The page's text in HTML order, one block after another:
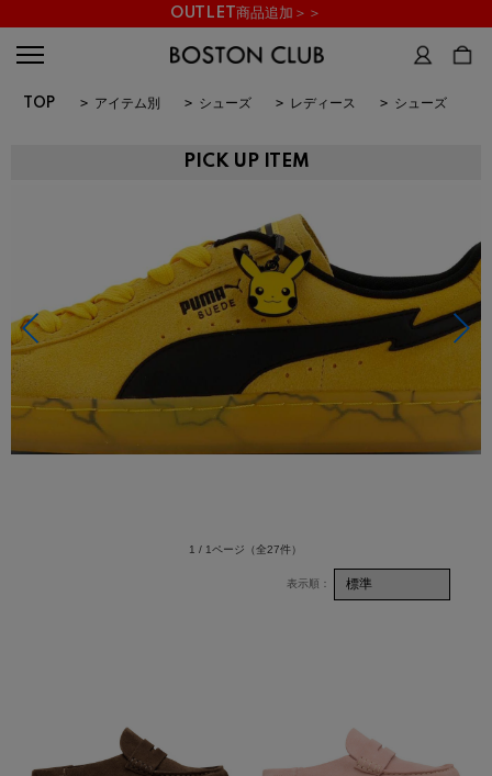
OUTLET商品追加＞＞
TOP > アイテム別 > シューズ > レディース > シューズ
PICK UP ITEM
1 / 1ページ （全27件）